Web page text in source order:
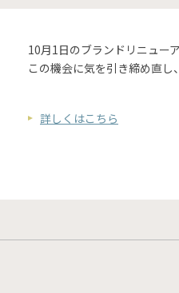
10月1日のブランドリニュー
この機会に気を引き締め直し
詳しくはこちら